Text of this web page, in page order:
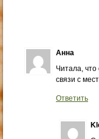
Анна
Читала,
связи с
Ответить